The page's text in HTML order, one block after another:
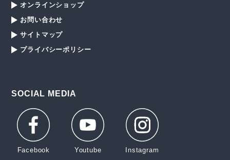
オンラインショップ
お問い合わせ
サイトマップ
プライバシーポリシー
SOCIAL MEDIA